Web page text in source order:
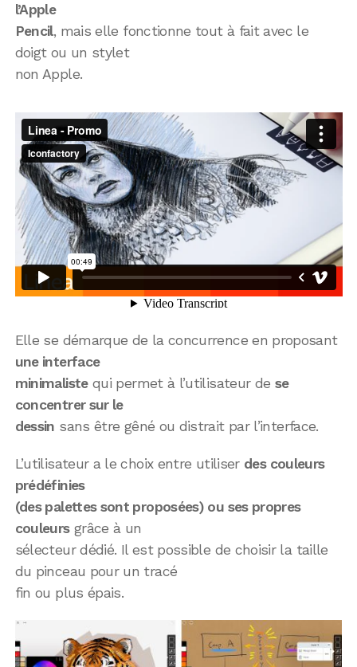
l’Apple
Pencil, mais elle fonctionne tout à fait avec le
doigt ou un stylet
non Apple.
Elle se démarque de la concurrence en proposant
une interface
minimalistequi permet à l’utilisateur de se
concentrer sur le
dessin sans être gêné ou distrait par l’interface.
L’utilisateur a le choix entre utiliser des couleurs
prédéfinies
(des palettes sont proposées) ou ses propres
couleursgrâce à un
sélecteur dédié. Il est possible de choisir la taille
du pinceau pour un tracé
fin ou plus épais.